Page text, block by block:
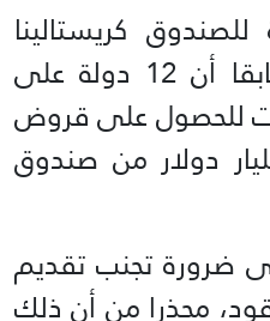
كريستالينا
غورغيفا قد أعلنت سابقا أن 12 دولة على
للحصول على قروض
بين 20 و50 مليار دولار من صندوق
ضرورة تجنب تقديم
محذرا من أن ذلك